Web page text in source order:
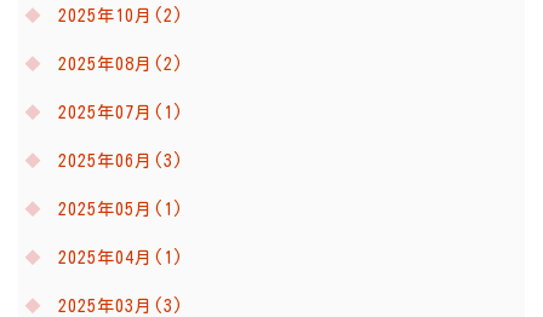
2025年10月(2)
2025年08月(2)
2025年07月(1)
2025年06月(3)
2025年05月(1)
2025年04月(1)
2025年03月(3)